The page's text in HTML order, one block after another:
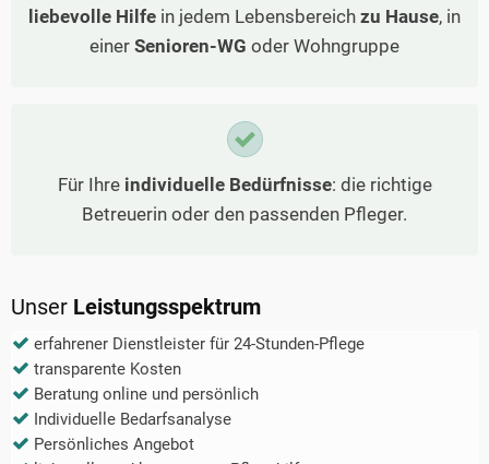
liebevolle Hilfe in jedem Lebensbereich zu Hause, in
einer Senioren-WG oder Wohngruppe
Für Ihre individuelle Bedürfnisse: die richtige
Betreuerin oder den passenden Pfleger.
Unser Leistungsspektrum
erfahrener Dienstleister für 24-Stunden-Pflege
transparente Kosten
Beratung online und persönlich
Individuelle Bedarfsanalyse
Persönliches Angebot